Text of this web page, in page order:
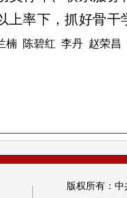
上率下，抓好骨
楠 陈碧红 李丹 赵荣
版权所有：